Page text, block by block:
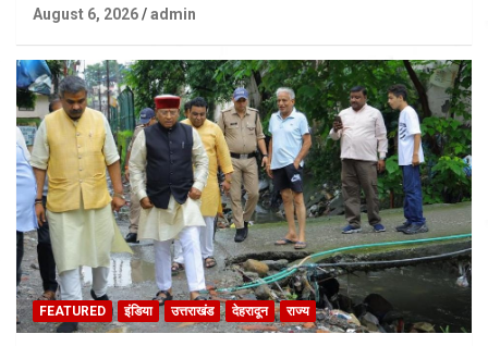
August 6, 2026 admin
FEATURED इंडिया उत्तराखंड देहरादून राज्य